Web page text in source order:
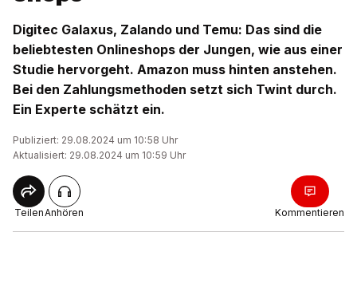
Digitec Galaxus, Zalando und Temu: Das sind die
beliebtesten Onlineshops der Jungen, wie aus einer
Studie hervorgeht. Amazon muss hinten anstehen.
Bei den Zahlungsmethoden setzt sich Twint durch.
Ein Experte schätzt ein.
Publiziert: 29.08.2024 um 10:58 Uhr
Aktualisiert: 29.08.2024 um 10:59 Uhr
TeilenAnhören Kommentieren